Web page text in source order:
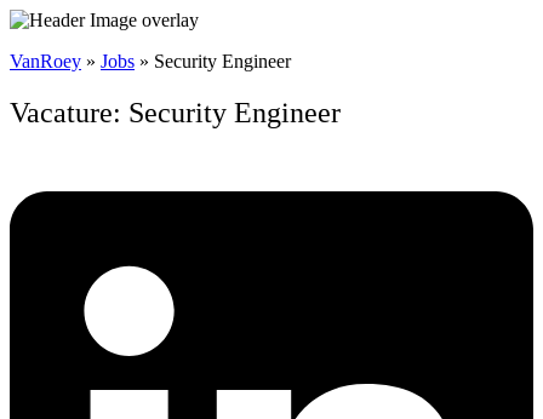
VanRoey » Jobs » Security Engineer
Vacature: Security Engineer